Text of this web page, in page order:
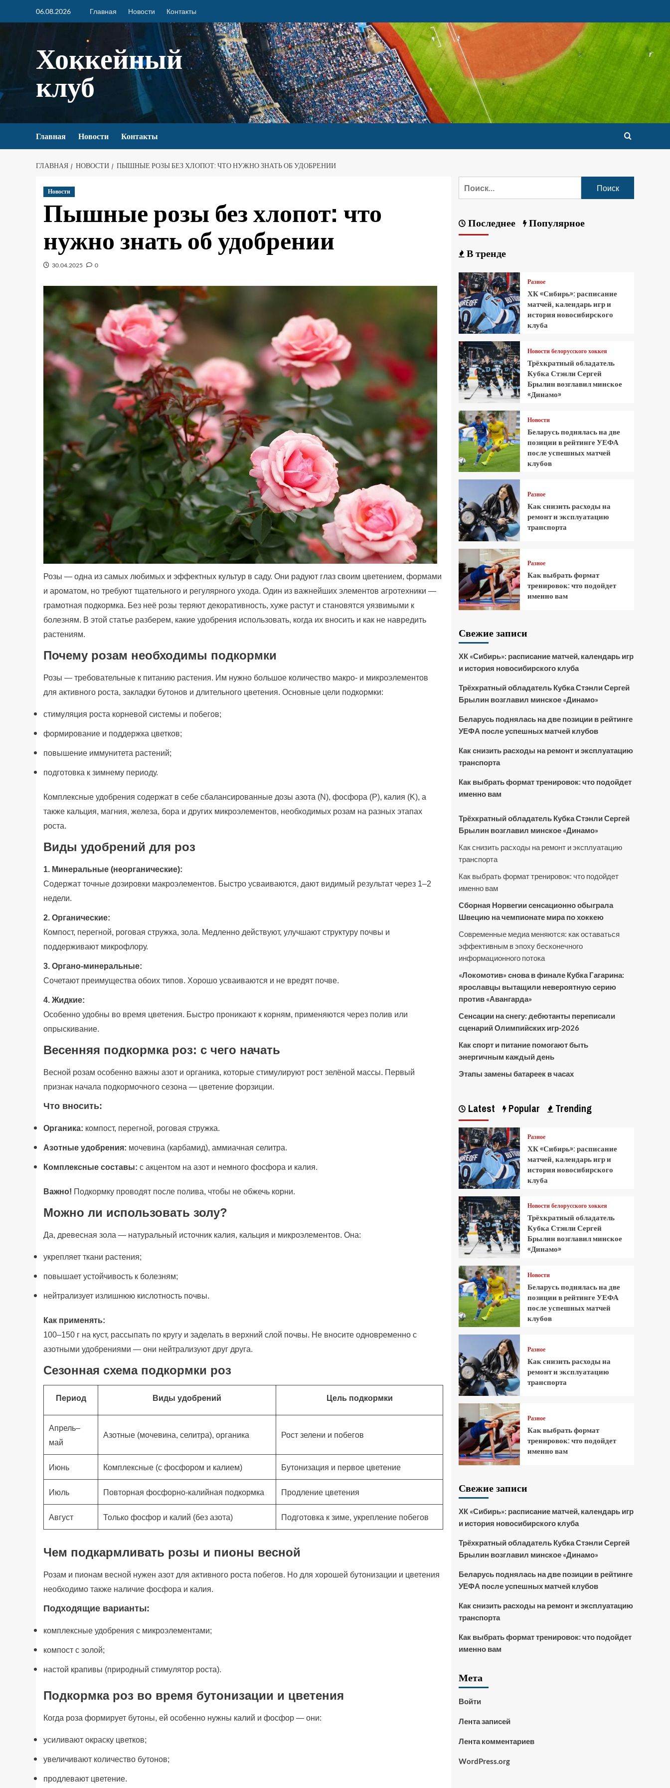
06.08.2026 Главная Новости Контакты
Хоккейный
клуб
Главная Новости Контакты
ГЛАВНАЯ НОВОСТИ ПЫШНЫЕ РОЗЫ БЕЗ ХЛОПОТ: ЧТО НУЖНО ЗНАТЬ ОБ УДОБРЕНИИ
Новости
Пышные розы без хлопот: что
нужно знать об удобрении
30.04.2025 0
Розы — одна из самых любимых и эффектных культур в саду. Они радуют глаз своим цветением, формами
и ароматом, но требуют тщательного и регулярного ухода. Один из важнейших элементов агротехники —
грамотная подкормка. Без неё розы теряют декоративность, хуже растут и становятся уязвимыми к
болезням. В этой статье разберем, какие удобрения использовать, когда их вносить и как не навредить
растениям.
Почему розам необходимы подкормки
Розы — требовательные к питанию растения. Им нужно большое количество макро- и микроэлементов
для активного роста, закладки бутонов и длительного цветения. Основные цели подкормки:
стимуляция роста корневой системы и побегов;
формирование и поддержка цветков;
повышение иммунитета растений;
подготовка к зимнему периоду.
Комплексные удобрения содержат в себе сбалансированные дозы азота (N), фосфора (P), калия (K), а
также кальция, магния, железа, бора и других микроэлементов, необходимых розам на разных этапах
роста.
Виды удобрений для роз
1. Минеральные (неорганические):
Содержат точные дозировки макроэлементов. Быстро усваиваются, дают видимый результат через 1–2
недели.
2. Органические:
Компост, перегной, роговая стружка, зола. Медленно действуют, улучшают структуру почвы и
поддерживают микрофлору.
3. Органо-минеральные:
Сочетают преимущества обоих типов. Хорошо усваиваются и не вредят почве.
4. Жидкие:
Особенно удобны во время цветения. Быстро проникают к корням, применяются через полив или
опрыскивание.
Весенняя подкормка роз: с чего начать
Весной розам особенно важны азот и органика, которые стимулируют рост зелёной массы. Первый
признак начала подкормочного сезона — цветение форзиции.
Что вносить:
Органика: компост, перегной, роговая стружка.
Азотные удобрения: мочевина (карбамид), аммиачная селитра.
Комплексные составы: с акцентом на азот и немного фосфора и калия.
Важно! Подкормку проводят после полива, чтобы не обжечь корни.
Можно ли использовать золу?
Да, древесная зола — натуральный источник калия, кальция и микроэлементов. Она:
укрепляет ткани растения;
повышает устойчивость к болезням;
нейтрализует излишнюю кислотность почвы.
Как применять:
100–150 г на куст, рассыпать по кругу и заделать в верхний слой почвы. Не вносите одновременно с
азотными удобрениями — они нейтрализуют друг друга.
Сезонная схема подкормки роз
Период Виды удобрений Цель подкормки
Апрель–
май
Азотные (мочевина, селитра), органика Рост зелени и побегов
Июнь Комплексные (с фосфором и калием) Бутонизация и первое цветение
Июль Повторная фосфорно-калийная подкормка Продление цветения
Август Только фосфор и калий (без азота) Подготовка к зиме, укрепление побегов
Чем подкармливать розы и пионы весной
Розам и пионам весной нужен азот для активного роста побегов. Но для хорошей бутонизации и цветения
необходимо также наличие фосфора и калия.
Подходящие варианты:
комплексные удобрения с микроэлементами;
компост с золой;
настой крапивы (природный стимулятор роста).
Подкормка роз во время бутонизации и цветения
Когда роза формирует бутоны, ей особенно нужны калий и фосфор — они:
усиливают окраску цветков;
увеличивают количество бутонов;
продлевают цветение.
Последнее Популярное
В тренде
Разное
ХК «Сибирь»: расписание
матчей, календарь игр и
история новосибирского
клуба
Новости белорусского хоккея
Трёхкратный обладатель
Кубка Стэнли Сергей
Брылин возглавил минское
«Динамо»
Новости
Беларусь поднялась на две
позиции в рейтинге УЕФА
после успешных матчей
клубов
Разное
Как снизить расходы на
ремонт и эксплуатацию
транспорта
Разное
Как выбрать формат
тренировок: что подойдет
именно вам
Свежие записи
ХК «Сибирь»: расписание матчей, календарь игр
и история новосибирского клуба
Трёхкратный обладатель Кубка Стэнли Сергей
Брылин возглавил минское «Динамо»
Беларусь поднялась на две позиции в рейтинге
УЕФА после успешных матчей клубов
Как снизить расходы на ремонт и эксплуатацию
транспорта
Как выбрать формат тренировок: что подойдет
именно вам
Трёхкратный обладатель Кубка Стэнли Сергей
Брылин возглавил минское «Динамо»
Как снизить расходы на ремонт и эксплуатацию
транспорта
Как выбрать формат тренировок: что подойдет
именно вам
Сборная Норвегии сенсационно обыграла
Швецию на чемпионате мира по хоккею
Современные медиа меняются: как оставаться
эффективным в эпоху бесконечного
информационного потока
«Локомотив» снова в финале Кубка Гагарина:
ярославцы вытащили невероятную серию
против «Авангарда»
Сенсации на снегу: дебютанты переписали
сценарий Олимпийских игр-2026
Как спорт и питание помогают быть
энергичным каждый день
Этапы замены батареек в часах
Latest Popular Trending
Разное
ХК «Сибирь»: расписание
матчей, календарь игр и
история новосибирского
клуба
Новости белорусского хоккея
Трёхкратный обладатель
Кубка Стэнли Сергей
Брылин возглавил минское
«Динамо»
Новости
Беларусь поднялась на две
позиции в рейтинге УЕФА
после успешных матчей
клубов
Разное
Как снизить расходы на
ремонт и эксплуатацию
транспорта
Разное
Как выбрать формат
тренировок: что подойдет
именно вам
Свежие записи
ХК «Сибирь»: расписание матчей, календарь игр
и история новосибирского клуба
Трёхкратный обладатель Кубка Стэнли Сергей
Брылин возглавил минское «Динамо»
Беларусь поднялась на две позиции в рейтинге
УЕФА после успешных матчей клубов
Как снизить расходы на ремонт и эксплуатацию
транспорта
Как выбрать формат тренировок: что подойдет
именно вам
Мета
Войти
Лента записей
Лента комментариев
WordPress.org